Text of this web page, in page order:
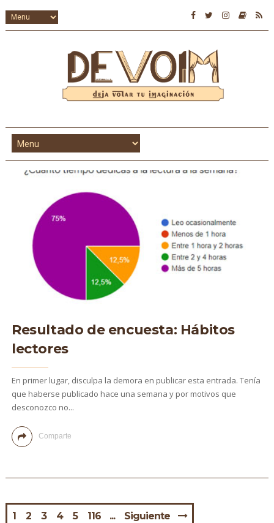
Resultado de encuesta: Hábitos
lectores
En primer lugar, disculpa la demora en publicar esta entrada. Tenía
que haberse publicado hace una semana y por motivos que
desconozco no...
Comparte
1 2 3 4 5 116 Siguiente